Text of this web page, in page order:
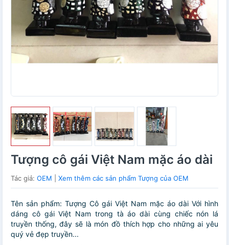
Tượng cô gái Việt Nam mặc áo dài
Tác giả: OEM Xem thêm các sản phẩm Tượng của OEM
Tên sản phẩm: Tượng Cô gái Việt Nam mặc áo dài Với hình
dáng cô gái Việt Nam trong tà áo dài cùng chiếc nón lá
truyền thống, đây sẽ là món đồ thích hợp cho những ai yêu
quý vẻ đẹp truyền...